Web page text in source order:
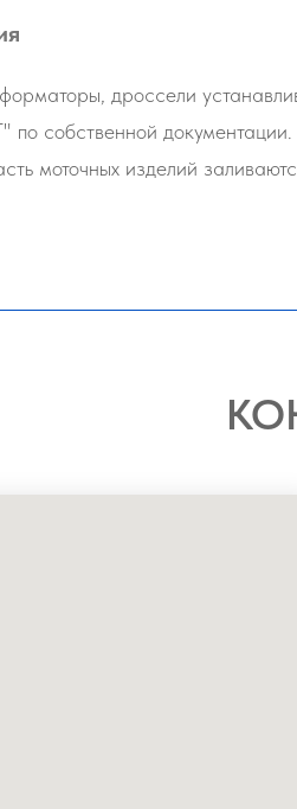
дроссели
собственной документации.
моточных изделий